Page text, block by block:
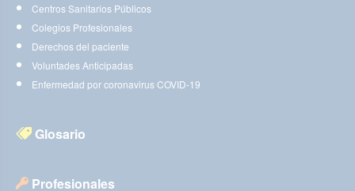
Centros Sanitarios Públicos
Colegios Profesionales
Derechos del paciente
Voluntades Anticipadas
Enfermedad por coronavirus COVID-19
Glosario
Profesionales